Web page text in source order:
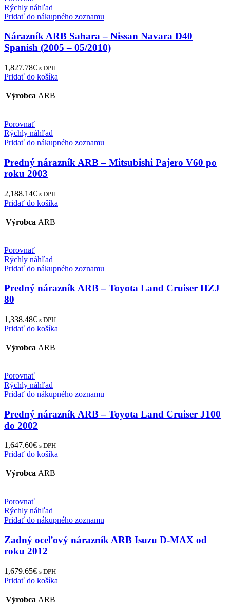
Rýchly náhľad
Pridať do nákupného zoznamu
Nárazník ARB Sahara – Nissan Navara D40
Spanish (2005 – 05/2010)
1,827.78€ s DPH
Pridať do košíka
Výrobca ARB
Porovnať
Rýchly náhľad
Pridať do nákupného zoznamu
Predný nárazník ARB – Mitsubishi Pajero V60 po
roku 2003
2,188.14€ s DPH
Pridať do košíka
Výrobca ARB
Porovnať
Rýchly náhľad
Pridať do nákupného zoznamu
Predný nárazník ARB – Toyota Land Cruiser HZJ
80
1,338.48€ s DPH
Pridať do košíka
Výrobca ARB
Porovnať
Rýchly náhľad
Pridať do nákupného zoznamu
Predný nárazník ARB – Toyota Land Cruiser J100
do 2002
1,647.60€ s DPH
Pridať do košíka
Výrobca ARB
Porovnať
Rýchly náhľad
Pridať do nákupného zoznamu
Zadný oceľový nárazník ARB Isuzu D-MAX od
roku 2012
1,679.65€ s DPH
Pridať do košíka
Výrobca ARB